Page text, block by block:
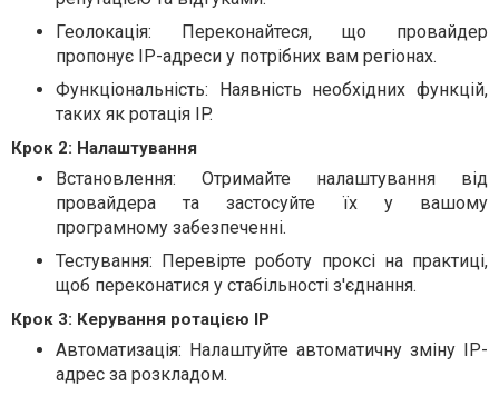
Геолокація: Переконайтеся, що провайдер
пропонує IP-адреси у потрібних вам регіонах.
Функціональність: Наявність необхідних функцій,
таких як ротація IP.
Крок 2: Налаштування
Встановлення: Отримайте налаштування від
провайдера та застосуйте їх у вашому
програмному забезпеченні.
Тестування: Перевірте роботу проксі на практиці,
щоб переконатися у стабільності з'єднання.
Крок 3: Керування ротацією IP
Автоматизація: Налаштуйте автоматичну зміну IP-
адрес за розкладом.